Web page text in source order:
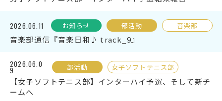
2026.06.11 お知らせ 部活動 音楽部
音楽部通信『音楽日和♪ track_9』
2026.06.0
9 部活動 女子ソフトテニス部
【女子ソフトテニス部】インターハイ予選、そして新チ
ームへ